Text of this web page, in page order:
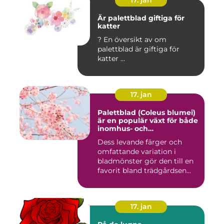
Är palettblad giftiga för
katter
? En översikt av om
palettblad är giftiga för
katter ...
17. jan
Palettblad (Coleus blumei)
är en populär växt för både
inomhus- och
Dess levande färger och
omfattande variation i
bladmönster gör den till en
favorit bland trädgårdsen...
17. jan